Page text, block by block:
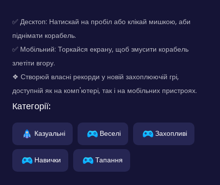
✅ Десктоп: Натискай на пробіл або клікай мишкою, аби
піднімати корабель.
✅ Мобільний: Торкайся екрану, щоб змусити корабель
злетіти вгору.
❖ Створюй власні рекорди у новій захоплюючій грі,
доступній як на комп'ютері, так і на мобільних пристроях.
Категорії:
Казуальні Веселі Захопливі
Навички Тапання